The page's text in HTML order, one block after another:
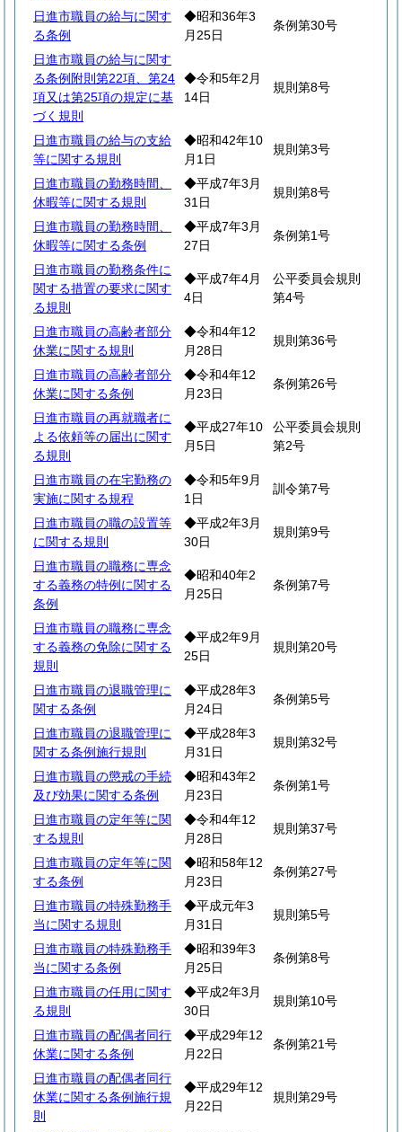
日進市職員の給与に関す
る条例
◆昭和36年3
月25日
条例第30号
日進市職員の給与に関す
る条例附則第22項、第24
項又は第25項の規定に基
づく規則
◆令和5年2月
14日
規則第8号
日進市職員の給与の支給
等に関する規則
◆昭和42年10
月1日
規則第3号
日進市職員の勤務時間、
休暇等に関する規則
◆平成7年3月
31日
規則第8号
日進市職員の勤務時間、
休暇等に関する条例
◆平成7年3月
27日
条例第1号
日進市職員の勤務条件に
関する措置の要求に関す
る規則
◆平成7年4月
4日
公平委員会規則
第4号
日進市職員の高齢者部分
休業に関する規則
◆令和4年12
月28日
規則第36号
日進市職員の高齢者部分
休業に関する条例
◆令和4年12
月23日
条例第26号
日進市職員の再就職者に
よる依頼等の届出に関す
る規則
◆平成27年10
月5日
公平委員会規則
第2号
日進市職員の在宅勤務の
実施に関する規程
◆令和5年9月
1日
訓令第7号
日進市職員の職の設置等
に関する規則
◆平成2年3月
30日
規則第9号
日進市職員の職務に専念
する義務の特例に関する
条例
◆昭和40年2
月25日
条例第7号
日進市職員の職務に専念
する義務の免除に関する
規則
◆平成2年9月
25日
規則第20号
日進市職員の退職管理に
関する条例
◆平成28年3
月24日
条例第5号
日進市職員の退職管理に
関する条例施行規則
◆平成28年3
月31日
規則第32号
日進市職員の懲戒の手続
及び効果に関する条例
◆昭和43年2
月23日
条例第1号
日進市職員の定年等に関
する規則
◆令和4年12
月28日
規則第37号
日進市職員の定年等に関
する条例
◆昭和58年12
月23日
条例第27号
日進市職員の特殊勤務手
当に関する規則
◆平成元年3
月31日
規則第5号
日進市職員の特殊勤務手
当に関する条例
◆昭和39年3
月25日
条例第8号
日進市職員の任用に関す
る規則
◆平成2年3月
30日
規則第10号
日進市職員の配偶者同行
休業に関する条例
◆平成29年12
月22日
条例第21号
日進市職員の配偶者同行
休業に関する条例施行規
則
◆平成29年12
月22日
規則第29号